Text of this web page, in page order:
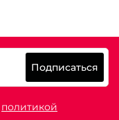
Подписаться
политикой